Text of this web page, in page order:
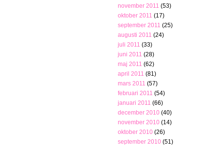
november 2011 (53)
oktober 2011 (17)
september 2011 (25)
augusti 2011 (24)
juli 2011 (33)
juni 2011 (28)
maj 2011 (62)
april 2011 (81)
mars 2011 (57)
februari 2011 (54)
januari 2011 (66)
december 2010 (40)
november 2010 (14)
oktober 2010 (26)
september 2010 (51)